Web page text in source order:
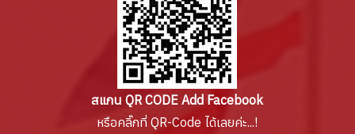
สแกน QR CODE Add Facebook
หรือคลิ๊กที่ QR-Code ได้เลยค่ะ...!